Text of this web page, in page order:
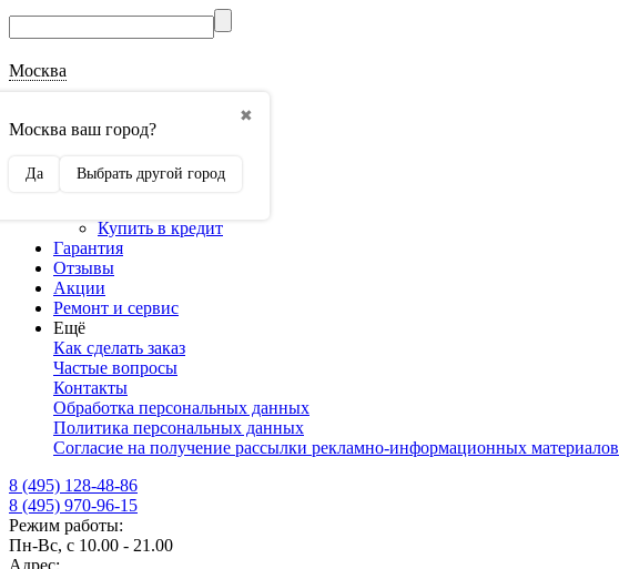
Москва
✖
Москва ваш город?
Да Выбрать другой город
Наши реквизиты
Оптовикам
Сотрудничество
Купить в кредит
Гарантия
Отзывы
Акции
Ремонт и сервис
Ещё
Как сделать заказ
Частые вопросы
Контакты
Обработка персональных данных
Политика персональных данных
Согласие на получение рассылки рекламно-информационных материалов
8 (495) 128-48-86
8 (495) 970-96-15
Режим работы:
Пн-Вс, с 10.00 - 21.00
Адрес: